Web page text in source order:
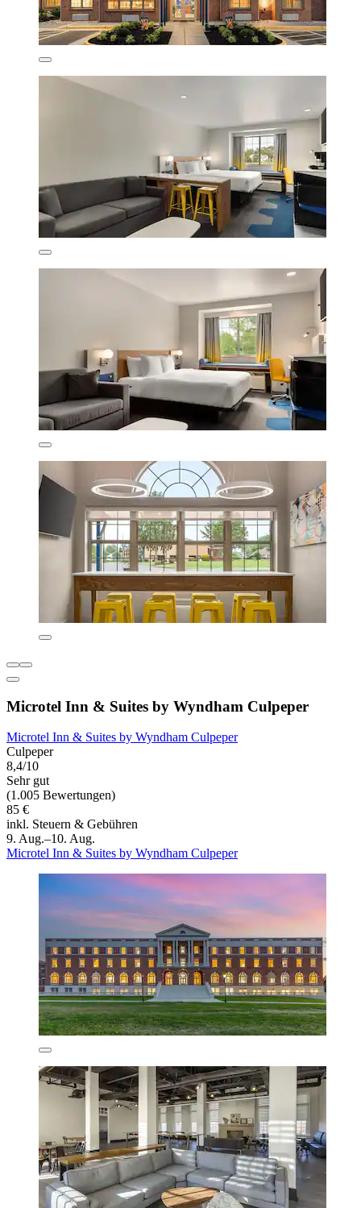
Microtel Inn & Suites by Wyndham Culpeper
Microtel Inn & Suites by Wyndham Culpeper
Culpeper
8,4/10
Sehr gut
(1.005 Bewertungen)
85 €
inkl. Steuern & Gebühren
9. Aug.–10. Aug.
Microtel Inn & Suites by Wyndham Culpeper